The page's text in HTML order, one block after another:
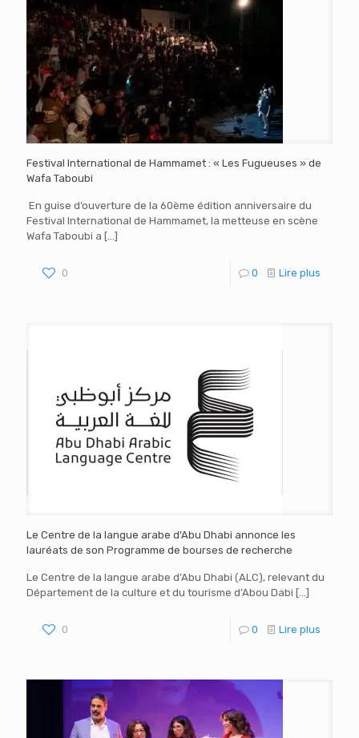
Festival International de Hammamet : « Les Fugueuses » de
Wafa Taboubi
En guise d’ouverture de la 60ème édition anniversaire du
Festival International de Hammamet, la metteuse en scène
Wafa Taboubi a […]
0 0 Lire plus
Le Centre de la langue arabe d’Abu Dhabi annonce les
lauréats de son Programme de bourses de recherche
Le Centre de la langue arabe d’Abu Dhabi (ALC), relevant du
Département de la culture et du tourisme d’Abou Dabi […]
0 0 Lire plus